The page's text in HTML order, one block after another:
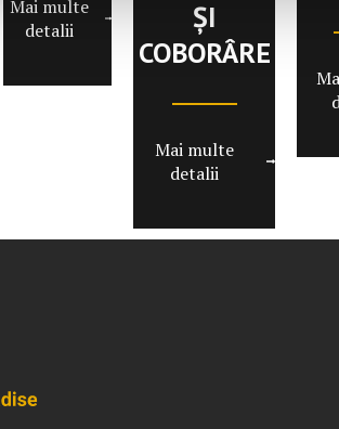
Mai multe
detalii
ȘI
COBORÂRE
Mai multe
detalii